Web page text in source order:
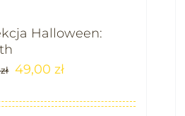
Halloween:
zł 49,00zł